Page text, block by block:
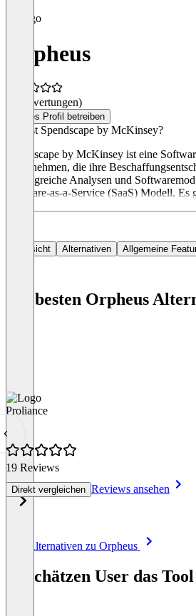
Orpheus
(0 Bewertungen)
Dieses Profil betreiben
Was ist Spendscape by McKinsey?
Spendscape by McKinsey ist eine
Unternehmen, die ihre
umfangreiche Analysen und
Software-as-a-Service (SaaS) Modell.
Übersicht Alternativen Allgemeine
Die besten Orpheus
Proliance
19 Reviews
Direkt vergleichen Reviews ansehen
Alle Alternativen zu Orpheus
So schätzen User das